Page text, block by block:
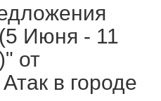
Июня - 11
от
в городе